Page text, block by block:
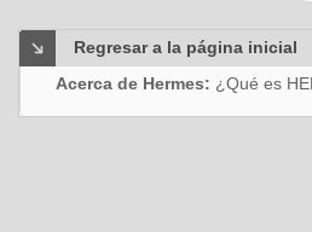
Regresar a la página inicial
Acerca de Hermes: ¿Qué es